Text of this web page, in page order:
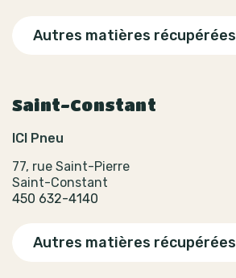
Autres matières récupérées
Saint-Constant
ICI Pneu
77, rue Saint-Pierre
Saint-Constant
450 632-4140
Autres matières récupérées